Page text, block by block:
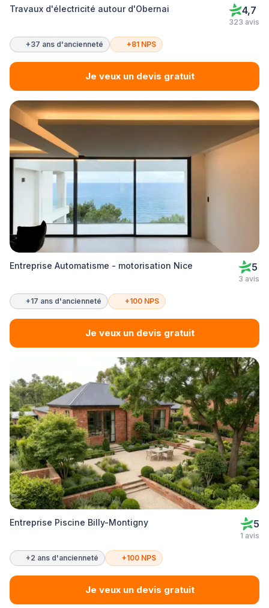
Travaux d'électricité autour d'Obernai 4,7
323 avis
+37 ans d'ancienneté +81 NPS
Je veux un devis gratuit
Entreprise Automatisme - motorisation Nice 5
3 avis
+17 ans d'ancienneté +100 NPS
Je veux un devis gratuit
Entreprise Piscine Billy-Montigny 5
1 avis
+2 ans d'ancienneté +100 NPS
Je veux un devis gratuit